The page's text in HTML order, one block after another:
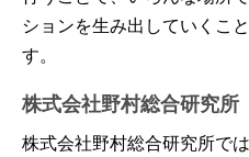
ションを生み出していくこ
す。
株式会社野村総合研究所
株式会社野村総合研究所で